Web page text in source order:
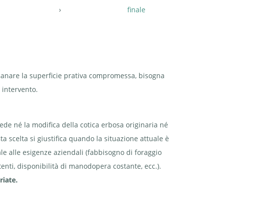
finale
la superficie prativa compromessa, bisogna
intervento.
né la modifica della cotica erbosa originaria né
scelta si giustifica quando la situazione attuale è
alle esigenze aziendali (fabbisogno di foraggio
disponibilità di manodopera costante, ecc.).